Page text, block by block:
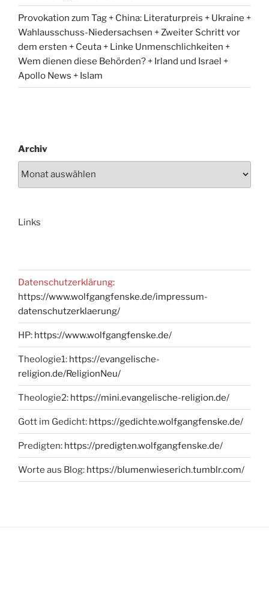
Provokation zum Tag + China: Literaturpreis + Ukraine +
Wahlausschuss-Niedersachsen + Zweiter Schritt vor
dem ersten + Ceuta + Linke Unmenschlichkeiten +
Wem dienen diese Behörden? + Irland und Israel +
Apollo News + Islam
Archiv
Links
Datenschutzerklärung:
https://www.wolfgangfenske.de/impressum-
datenschutzerklaerung/
HP: https://www.wolfgangfenske.de/
Theologie1: https://evangelische-
religion.de/ReligionNeu/
Theologie2: https://mini.evangelische-religion.de/
Gott im Gedicht: https://gedichte.wolfgangfenske.de/
Predigten: https://predigten.wolfgangfenske.de/
Worte aus Blog: https://blumenwieserich.tumblr.com/